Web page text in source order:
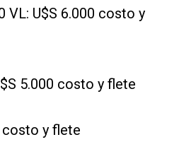
VL: U$S 6.000 costo y
5.000 costo y flete
costo y flete